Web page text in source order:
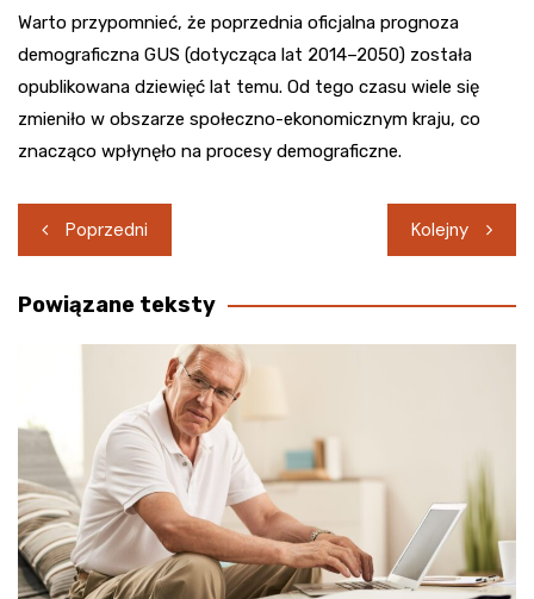
Warto przypomnieć, że poprzednia oficjalna prognoza
demograficzna GUS (dotycząca lat 2014–2050) została
opublikowana dziewięć lat temu. Od tego czasu wiele się
zmieniło w obszarze społeczno-ekonomicznym kraju, co
znacząco wpłynęło na procesy demograficzne.
Nawigacja
wpisu
Poprzedni Kolejny
Powiązane teksty